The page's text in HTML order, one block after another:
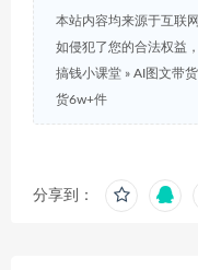
本站内容均来源于互联
如侵犯了您的合法权益
搞钱小课堂 » AI图文带
货6w+件
分享到：